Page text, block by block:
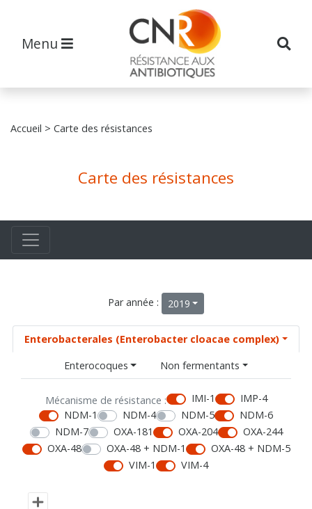
Menu
Accueil > Carte des résistances
Carte des résistances
Par année : 2019
Enterobacterales (Enterobacter cloacae complex)
Enterocoques
Non fermentants
Mécanisme de résistance : IMI-1
IMP-4
NDM-1
NDM-4 NDM-5
NDM-6
NDM-7
OXA-181 OXA-204
OXA-244
OXA-48
OXA-48 + NDM-1
OXA-48 + NDM-5
VIM-1
VIM-4